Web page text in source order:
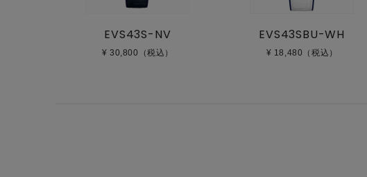
EVS43S-NV
¥ 30,800（税込）
EVS43SBU-WH
¥ 18,480（税込）